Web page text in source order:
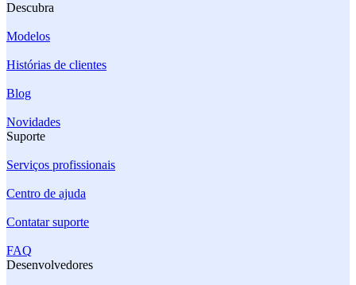
Descubra
Modelos
Histórias de clientes
Blog
Novidades
Suporte
Serviços profissionais
Centro de ajuda
Contatar suporte
FAQ
Desenvolvedores